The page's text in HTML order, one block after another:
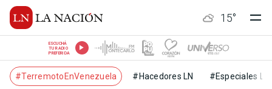
15°
ESCUCHÁ
TU RADIO
PREFERIDA
#TerremotoEnVenezuela #Hacedores LN #Especiales LN